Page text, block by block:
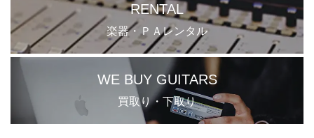
RENTAL
楽器・ＰＡレンタル
WE BUY GUITARS
買取り・下取り